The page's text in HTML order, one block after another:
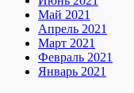
Май 2021
Апрель 2021
Март 2021
Февраль 2021
Январь 2021